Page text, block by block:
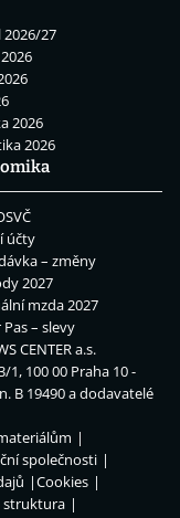
2026/27
2026
2026
účty
– změny
2027
mzda 2027
– slevy
CENTER a.s.
100 00 Praha 10 -
B 19490 a dodavatelé
společnosti
Cookies
struktura